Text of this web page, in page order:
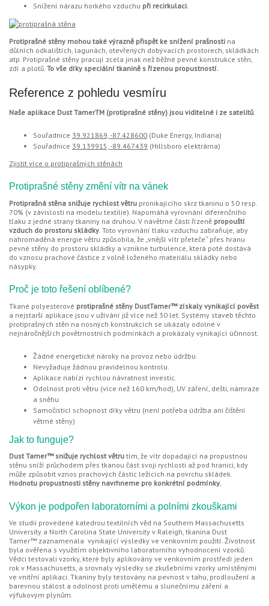
Snížení nárazu horkého vzduchu při recirkulaci.
Protiprašné stěny mohou také výrazně přispět ke snížení prašnosti na
důlních odkalištích, lagunách, otevřených dobývacích prostorech, skládkách
atp. Protiprašné stěny pracují zcela jinak než běžné pevné konstrukce stěn,
zdí a plotů. To vše díky speciální tkanině s řízenou propustností.
Reference z pohledu vesmíru
Naše aplikace Dust TamerTM (protiprašné stěny) jsou viditelné i ze satelitů.
Souřadnice 39.921869, -87.428600 (Duke Energy, Indiana)
Souřadnice 39.139915, -89.467439 (Hillsboro elektrárna)
Zjistit více o protiprašných stěnách
Protiprašné stěny změní vítr na vánek
Protiprašná stěna snižuje rychlost větru pronikajícího skrz tkaninu o 50 resp.
70% (v závislosti na modelu textilie). Napomáhá vyrovnání diferenčního
tlaku z jedné strany tkaniny na druhou. V návětrné části řízeně propouští
vzduch do prostoru skládky . Toto vyrovnání tlaku vzduchu zabraňuje, aby
nahromaděná energie větru způsobila, že „vnější vítr přeteče“ přes hranu
pevné stěny do prostoru skládky a vznikne turbulence, která poté dostává
do vznosu prachové částice z volně loženého materiálu skládky nebo
násypky.
Proč je toto řešení oblíbené?
Tkané polyesterové protiprašné stěny DustTamer™ získaly vynikající pověst
a nejstarší aplikace jsou v užívání již více než 30 let. Systémy staveb těchto
protiprašných stěn na nosných konstrukcích se ukázaly odolné v
nejnáročnějších povětrnostních podmínkách a prokázaly vynikající účinnost.
Žádné energetické nároky na provoz nebo údržbu
Nevyžaduje žádnou pravidelnou kontrolu.
Aplikace nabízí rychlou návratnost investic.
Odolnost proti větru (více než 160 km/hod), UV záření, dešti, námraze
a sněhu
Samočisticí schopnost díky větru (není potřeba údržba ani čištění
větrné stěny)
Jak to funguje?
Dust Tamer™ snižuje rychlost větru tím, že vítr dopadající na propustnou
stěnu sníží průchodem přes tkanou část svoji rychlosti až pod hranici, kdy
může způsobit vznos prachových částic ležících na povrchu skládek.
Hodnotu propustnosti stěny navrhneme pro konkrétní podmínky.
Výkon je podpořen laboratorními a polními zkouškami
Ve studii provedené katedrou textilních věd na Southern Massachusetts
University a North Carolina State University v Raleigh, tkanina Dust
Tamer™ zaznamenala vynikající výsledky ve venkovním použití. Životnost
byla ověřena s využitím objektivního laboratorního vyhodnocení vzorků.
Vědci testovali vzorky, které byly aplikovány ve venkovním prostředí jeden
rok v Massachusetts, a srovnaly výsledky se zkušebními vzorky umístěnými
ve vnitřní aplikaci. Tkaniny byly testovány na pevnost v tahu, prodloužení a
barevnou stálost a odolnost proti umělému a slunečnímu záření a
výfukovým plynům.